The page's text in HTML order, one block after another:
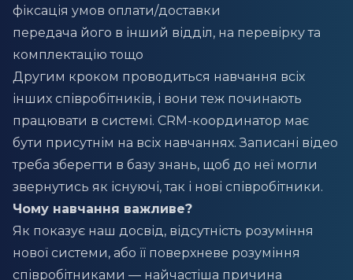
фіксація умов оплати/доставки
передача його в інший відділ, на перевірку та
комплектацію тощо
Другим кроком проводиться навчання всіх
інших співробітників, і вони теж починають
працювати в системі. CRM-координатор має
бути присутнім на всіх навчаннях. Записані відео
треба зберегти в базу знань, щоб до неї могли
звернутись як існуючі, так і нові співробітники.
Чому навчання важливе?
Як показує наш досвід, відсутність розуміння
нової системи, або її поверхневе розуміння
співробітниками — найчастіша причина